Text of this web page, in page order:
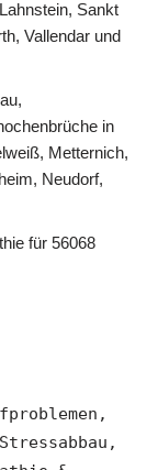
Sankt
Vallendar und
in
Metternich,
Neudorf,
für 56068